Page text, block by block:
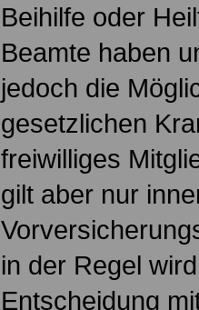
Beihilfe oder
Beamte haben
jedoch die
gesetzlichen
freiwilliges
gilt aber nur
in der Regel
Entscheidung